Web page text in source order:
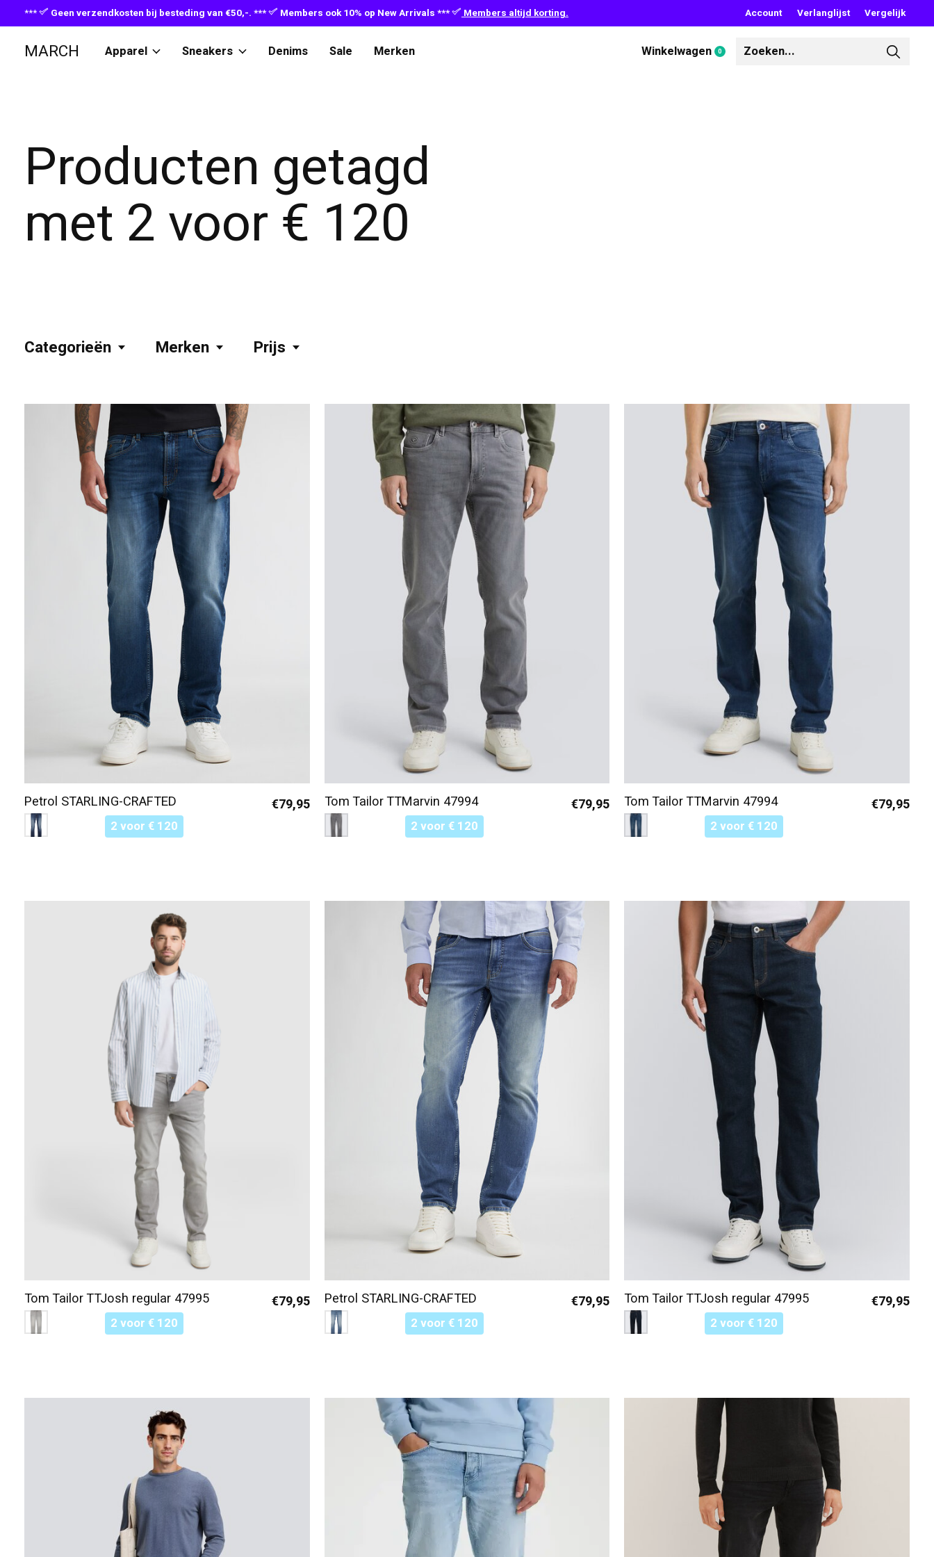
*** Geen verzendkosten bij besteding van €50,-. *** Members ook 10% op New Arrivals *** Members altijd korting. Account Verlanglijst Vergelijk
MARCH Apparel Sneakers Denims Sale Merken Winkelwagen 0items
Producten getagd
met 2 voor € 120
Categorieën Merken Prijs
2 voor € 120
Petrol STARLING-CRAFTED
Color: — Blauw 5760
Blauw 5760
€79,95
2 voor € 120
Tom Tailor TTMarvin 47994
Color: — Grijs 10210
Grijs 10210
€79,95
2 voor € 120
Tom Tailor TTMarvin 47994
Color: — Donker Blauw 10120
Donker Blauw 10120
€79,95
2 voor € 120
Tom Tailor TTJosh regular 47995
Color: — Lichtgrijs 10218
Lichtgrijs 10218
€79,95
2 voor € 120
Petrol STARLING-CRAFTED
Color: — Lichtblauw 5713
Lichtblauw 5713
€79,95
2 voor € 120
Tom Tailor TTJosh regular 47995
Color: — Donkerblauw 10138
Donkerblauw 10138
€79,95